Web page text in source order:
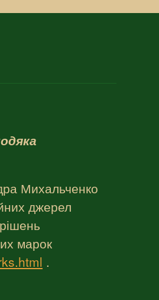
Михальченко
джерел
марок
.